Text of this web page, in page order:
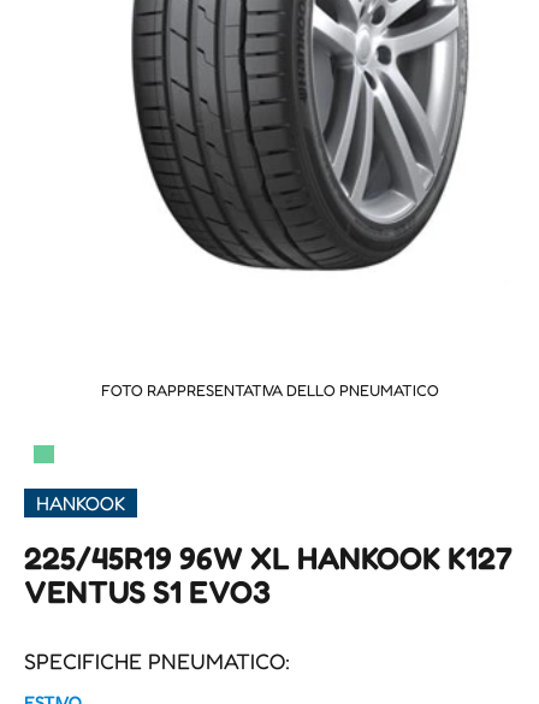
FOTO RAPPRESENTATIVA DELLO PNEUMATICO
▀
HANKOOK
225/45R19 96W XL HANKOOK K127
VENTUS S1 EVO3
SPECIFICHE PNEUMATICO: